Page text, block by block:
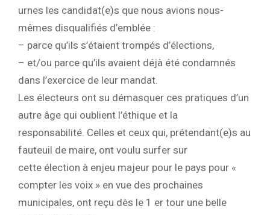
urnes les candidat(e)s que nous avions nous-
mêmes disqualifiés d’emblée :
– parce qu’ils s’étaient trompés d’élections,
– et/ou parce qu’ils avaient déjà été condamnés
dans l’exercice de leur mandat.
Les électeurs ont su démasquer ces pratiques d’un
autre âge qui oublient l’éthique et la
responsabilité. Celles et ceux qui, prétendant(e)s au
fauteuil de maire, ont voulu surfer sur
cette élection à enjeu majeur pour le pays pour «
compter les voix » en vue des prochaines
municipales, ont reçu dès le 1 er tour une belle